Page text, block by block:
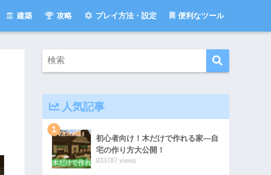
建築 攻略 プレイ方法・設定 便利なツール
人気記事
1
初心者向け！木だけで作れる家―自
宅の作り方大公開！
833787 views